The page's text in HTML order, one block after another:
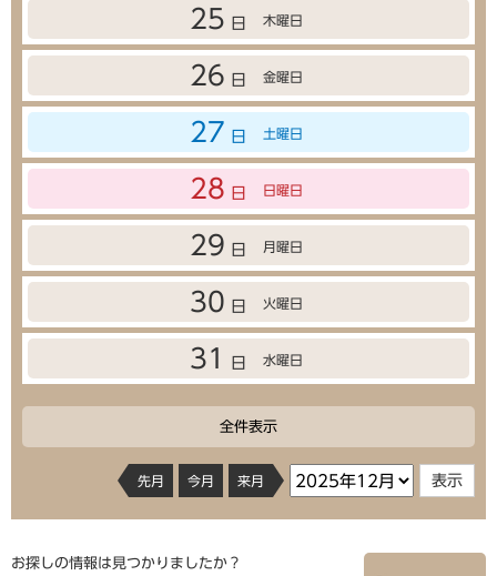
25 日 木曜日
26 日 金曜日
27 日 土曜日
28 日 日曜日
29 日 月曜日
30 日 火曜日
31 日 水曜日
全件表示
先月 今月 来月
お探しの情報は見つかりましたか？